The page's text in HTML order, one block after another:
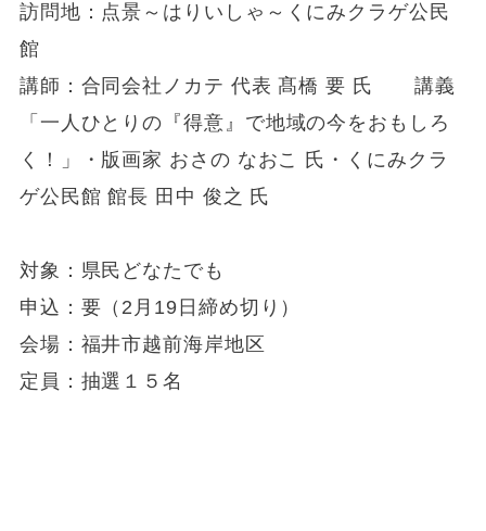
訪問地：点景～はりいしゃ～くにみクラゲ公民
館
講師：合同会社ノカテ 代表 髙橋 要 氏 講義
「一人ひとりの『得意』で地域の今をおもしろ
く！」・版画家 おさの なおこ 氏・くにみクラ
ゲ公民館 館長 田中 俊之 氏
対象：県民どなたでも
申込：要（2月19日締め切り）
会場：福井市越前海岸地区
定員：抽選１５名